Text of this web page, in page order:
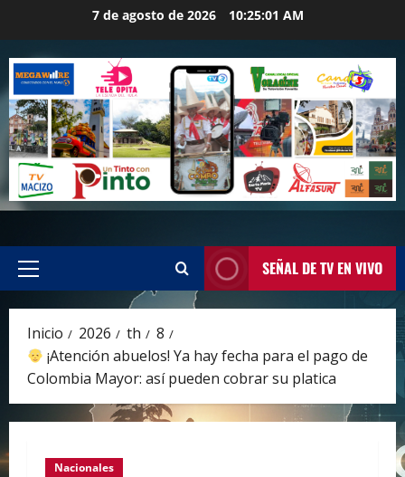
contenido
7 de agosto de 2026 10:25:02 AM
Menú
SEÑAL DE TV EN VIVO
Inicio 2026 th
8
¡Atención abuelos! Ya hay fecha para el pago de
Colombia Mayor: así pueden cobrar su platica
Nacionales